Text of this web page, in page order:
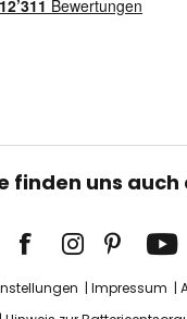
finden uns auch
Impressum